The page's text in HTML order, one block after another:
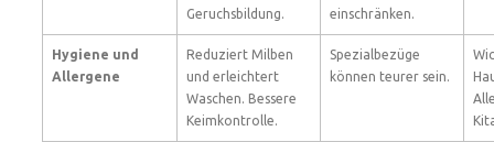
Geruchsbildung.
einschränken.
Hygiene und
Allergene
Reduziert Milben
und erleichtert
Waschen. Bessere
Keimkontrolle.
Spezialbezüge
können teurer sein.